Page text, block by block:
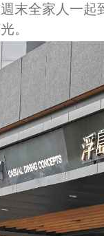
末全家人一起
。